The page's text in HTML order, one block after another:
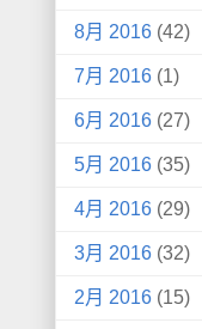
8月 2016 (42)
7月 2016 (1)
6月 2016 (27)
5月 2016 (35)
4月 2016 (29)
3月 2016 (32)
2月 2016 (15)